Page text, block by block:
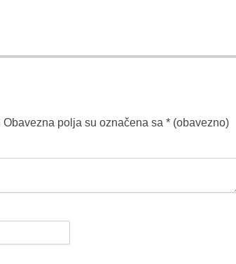
Obavezna polja su označena sa * (obavezno)